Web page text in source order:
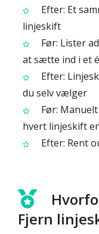
Efter: Et
linjeskift
Før: Lister
at sætte ind i et
Efter:
du selv vælger
Før:
hvert linjeskift
Efter: Rent
Fjern